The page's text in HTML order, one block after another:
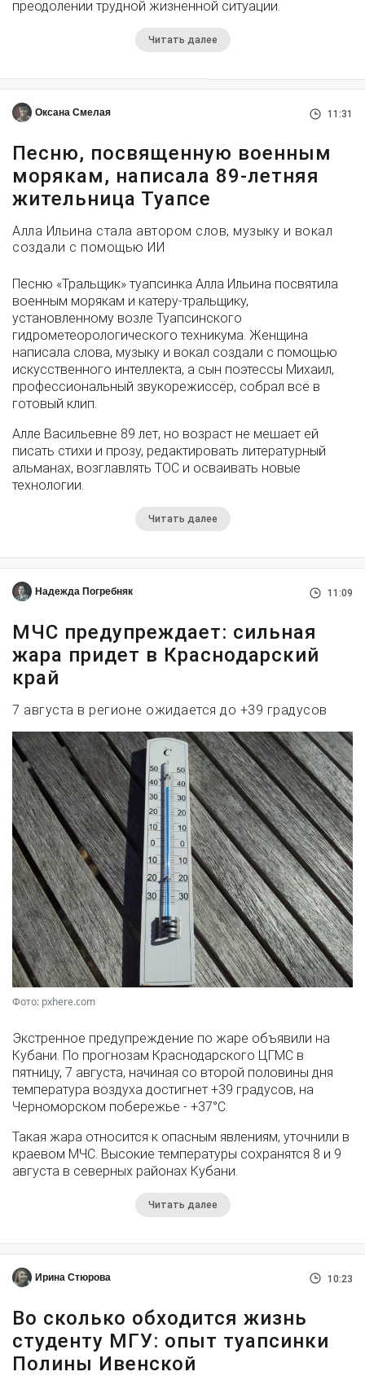
преодолении трудной жизненной ситуации.
Читать далее
Оксана Смелая 11:31
Песню, посвященную военным
морякам, написала 89-летняя
жительница Туапсе
Алла Ильина стала автором слов, музыку и вокал
создали с помощью ИИ
Песню «Тральщик» туапсинка Алла Ильина посвятила
военным морякам и катеру-тральщику,
установленному возле Туапсинского
гидрометеорологического техникума. Женщина
написала слова, музыку и вокал создали с помощью
искусственного интеллекта, а сын поэтессы Михаил,
профессиональный звукорежиссёр, собрал всё в
готовый клип.
Алле Васильевне 89 лет, но возраст не мешает ей
писать стихи и прозу, редактировать литературный
альманах, возглавлять ТОС и осваивать новые
технологии.
Читать далее
Надежда Погребняк 11:09
МЧС предупреждает: сильная
жара придет в Краснодарский
край
7 августа в регионе ожидается до +39 градусов
Фото: pxhere.com
Экстренное предупреждение по жаре объявили на
Кубани. По прогнозам Краснодарского ЦГМС в
пятницу, 7 августа, начиная со второй половины дня
температура воздуха достигнет +39 градусов, на
Черноморском побережье - +37°­С.
Такая жара относится к опасным явлениям, уточнили в
краевом МЧС. Высокие температуры сохранятся 8 и 9
августа в северных районах Кубани.
Читать далее
Ирина Стюрова 10:23
Во сколько обходится жизнь
студенту МГУ: опыт туапсинки
Полины Ивенской